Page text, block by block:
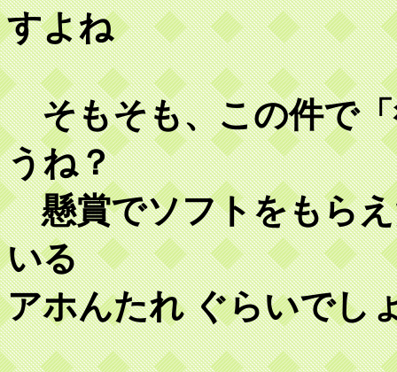
すよね
そもそも、この件で「
うね？
懸賞でソフトをもらえ
いる
アホんたれ ぐらいでし